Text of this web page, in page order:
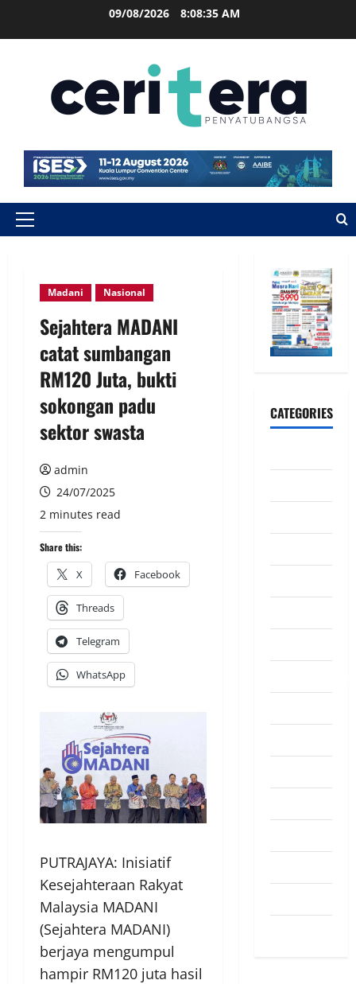
09/08/2026 8:08:35 AM
Madani Nasional
Sejahtera MADANI
catat sumbangan
RM120 Juta, bukti
sokongan padu
sektor swasta
admin
24/07/2025
2 minutes read
Share this:
X Facebook
Threads
Telegram
WhatsApp
PUTRAJAYA: Inisiatif
Kesejahteraan Rakyat
Malaysia MADANI
(Sejahtera MADANI)
berjaya mengumpul
hampir RM120 juta hasil
CATEGORIES